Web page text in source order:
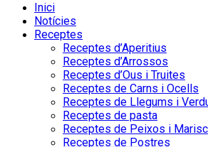
Inici
Notícies
Receptes
Receptes d’Aperitius
Receptes d’Arrossos
Receptes d’Ous i Truites
Receptes de Carns i Ocells
Receptes de Llegums i
Receptes de pasta
Receptes de Peixos i
Receptes de Postres